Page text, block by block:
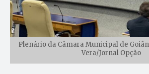
Plenário da Câmara Municipal de
Vera/Jornal Opção